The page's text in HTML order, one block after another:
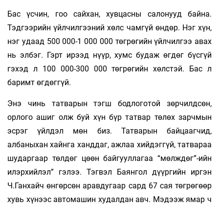
Бас үсчин, гоо сайхан, хувцасны салонууд байна.
Тэдгээрийн үйлчилгээний хөлс чамгүй өндөр. Нэг хүн,
нэг удаад 500 000-1 000 000 төгрөгийн үйлчилгээ авах
нь элбэг. Гэрт ирээд нүүр, хумс будаж өгдөг бүсгүй
гэхэд л 100 000-300 000 төгрөгийн хөлстэй. Бас л
баримт өгдөггүй.
Энэ чинь татварын тэгш бодлоготой зөрчилд­сөн,
орлого ашиг олж буй хүн бүр татвар төлөх зарчмын
эсрэг үйлдэл мөн биз. Татварын байцаагчид,
албаныхан хайнга ханддаг, ажлаа хийдэггүй, татвараа
шударгаар төлдөг цөөн байгууллагаа “мөлждөг”-ийн
илэрхийлэл” гэлээ. Тэгвэл Баянгол дүүргийн иргэн
Ч.Ганхайч өнгөрсөн аравдугаар сард 67 сая төгрөгөөр
хувь хүнээс автомашин худалдан авч. Мэдээж ямар ч